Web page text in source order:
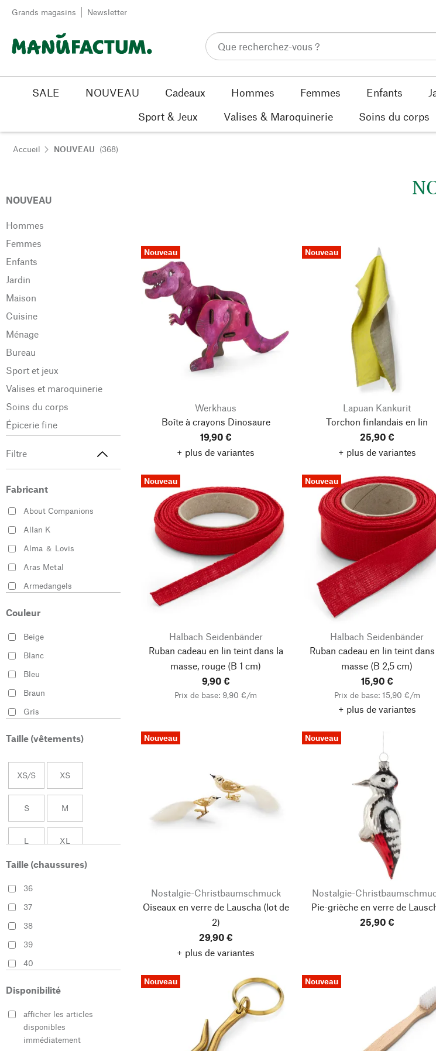
Passer au contenu
Grands magasins Newsletter
SALE NOUVEAU Cadeaux Hommes Femmes Enfants
Sport & Jeux
Valises & Maroquinerie Soins du corps
Accueil NOUVEAU (368)
NOUVEAU
Hommes
Femmes
Enfants
Jardin
Maison
Cuisine
Ménage
Bureau
Sport et jeux
Valises et maroquinerie
Soins du corps
Épicerie fine
Filtre
Fabricant
About Companions
Allan K
Alma ＆ Lovis
Aras Metal
Armedangels
aveva design
Bauhaus Walter Gropius
Beyer & Söhne
Bindewerk
Blaumann
Blue de Gênes
Bürsten und Besen
CARE BY ME
Casalinghi S.T.O.
Charvet Editions
Chop Chop Bloom
Werkstätten
Duralex
Elemente Clemente
Ellen Truijen
Erzgebirgische
Volkskunst Richard
Couleur
Beige
Blanc
Bleu
Braun
Gris
Orange
Pink
Rose
Rouge
Vert
Taille (vêtements)
XS/S XS
S M
L XL
32
38 40
46 48
Taille (chaussures)
36
37
38
39
40
43
44
Disponibilité
afficher les articles
disponibles
immédiatement
Nouveau
Werkhaus
Boîte à crayons Dinosaure
19,90 €
+ plus de variantes
Nouveau
Lapuan Kankurit
Torchon finlandais en lin
25,90 €
+ plus de variantes
Nouveau
Halbach Seidenbänder
Ruban cadeau en lin teint dans la
masse, rouge (B 1 cm)
9,90 €
Prix de base: 9,90 €/m
Nouveau
Halbach Seidenbänder
Ruban cadeau en lin teint dans
masse (B 2,5 cm)
15,90 €
Prix de base: 15,90 €/m
+ plus de variantes
Nouveau
Nostalgie-Christbaumschmuck
Oiseaux en verre de Lauscha(lot de
2)
29,90 €
+ plus de variantes
Nouveau
Nostalgie-
Pie-grièche en verre de
25,90 €
Nouveau Nouveau